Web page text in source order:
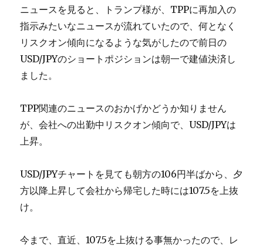
ニュースを見ると、トランプ様が、TPPに再加入の
指示みたいなニュースが流れていたので、何となく
リスクオン傾向になるような気がしたので前日の
USD/JPYのショートポジションは朝一で建値決済し
ました。
TPP関連のニュースのおかげかどうか知りません
が、会社への出勤中リスクオン傾向で、USD/JPYは
上昇。
USD/JPYチャートを見ても朝方の106円半ばから、夕
方以降上昇して会社から帰宅した時には107.5を上抜
け。
今まで、直近、107.5を上抜ける事無かったので、レ